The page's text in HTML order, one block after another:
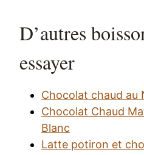
D’autres
essayer
Chocolat chaud au
Chocolat Chaud
Blanc
Latte potiron et